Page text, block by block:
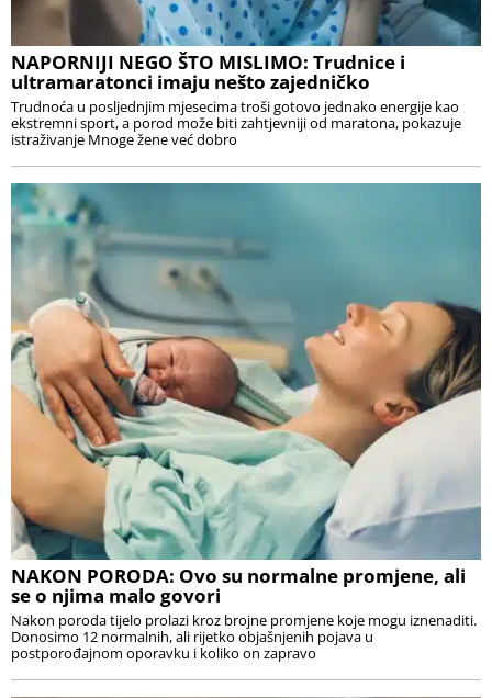
NAPORNIJI NEGO ŠTO MISLIMO: Trudnice i
ultramaratonci imaju nešto zajedničko
Trudnoća u posljednjim mjesecima troši gotovo jednako energije kao
ekstremni sport, a porod može biti zahtjevniji od maratona, pokazuje
istraživanje Mnoge žene već dobro
NAKON PORODA: Ovo su normalne promjene, ali
se o njima malo govori
Nakon poroda tijelo prolazi kroz brojne promjene koje mogu iznenaditi.
Donosimo 12 normalnih, ali rijetko objašnjenih pojava u
postporođajnom oporavku i koliko on zapravo